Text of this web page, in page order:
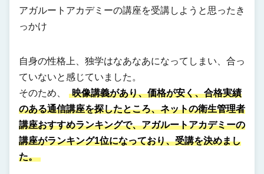
アガルートアカデミーの講座を受講しようと思ったき
っかけ
自身の性格上、独学はなあなあになってしまい、合っ
ていないと感じていました。
そのため、
映像講義があり、価格が安く、合格実績
のある通信講座を探したところ、ネットの衛生管理者
講座おすすめランキングで、アガルートアカデミーの
講座がランキング1位になっており、受講を決めまし
た。